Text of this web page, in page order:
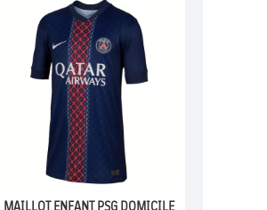
MAILLOT ENFANT PSG DOMICILE